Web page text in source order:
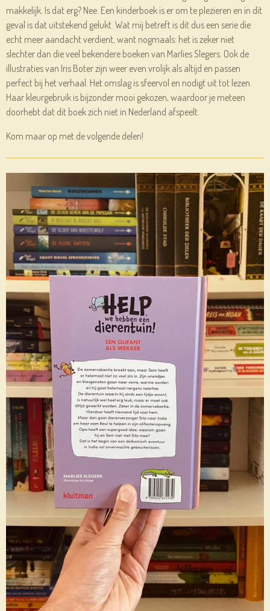
makkelijk. Is dat erg? Nee. Een kinderboek is er om te plezieren en in dit
geval is dat uitstekend gelukt. Wat mij betreft is dit dus een serie die
echt meer aandacht verdient, want nogmaals: het is zeker niet
slechter dan die veel bekendere boeken van Marlies Slegers. Ook de
illustraties van Iris Boter zijn weer even vrolijk als altijd en passen
perfect bij het verhaal. Het omslag is sfeervol en nodigt uit tot lezen.
Haar kleurgebruik is bijzonder mooi gekozen, waardoor je meteen
doorhebt dat dit boek zich niet in Nederland afspeelt.
Kom maar op met de volgende delen!